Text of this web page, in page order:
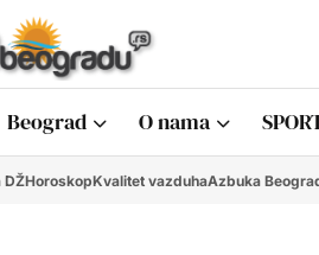
Beograd O nama
DŽHoroskopKvalitet vazduhaAzbuka